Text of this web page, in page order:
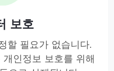
보호
할 필요가 없습니다.
인정보 보호를 위해